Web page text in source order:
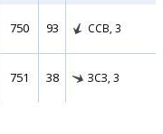
750 93 ССВ, 3
751 38 ЗСЗ, 3